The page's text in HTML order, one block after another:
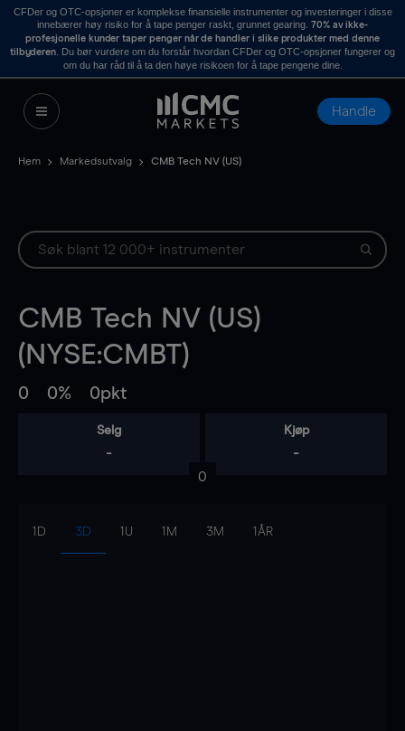
CFDer og OTC-opsjoner er komplekse finansielle instrumenter og investeringer i disse
innebærer høy risiko for å tape penger raskt, grunnet gearing. 70% av ikke-
profesjonelle kunder taper penger når de handler i slike produkter med denne
tilbyderen . Du bør vurdere om du forstår hvordan CFDer og OTC-opsjoner fungerer og
om du har råd til å ta den høye risikoen for å tape pengene dine.
Handle
Hem Markedsutvalg CMB Tech NV (US)
CMB Tech NV (US)
(NYSE:CMBT)
0 0% 0pkt
Selg
-
Kjøp
-
0
1D 3D 1U 1M 3M 1ÅR